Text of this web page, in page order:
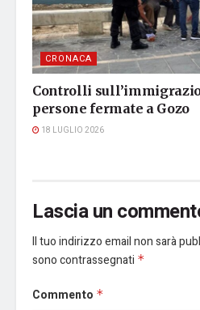
CRONACA
Controlli
persone fermate a Gozo
18 LUGLIO 2026
Lascia un
Il tuo indirizzo email non sarà
sono contrassegnati *
Commento *